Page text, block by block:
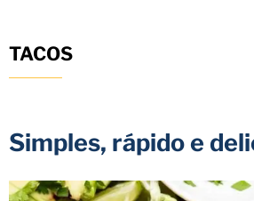
TACOS
Simples, rápido e